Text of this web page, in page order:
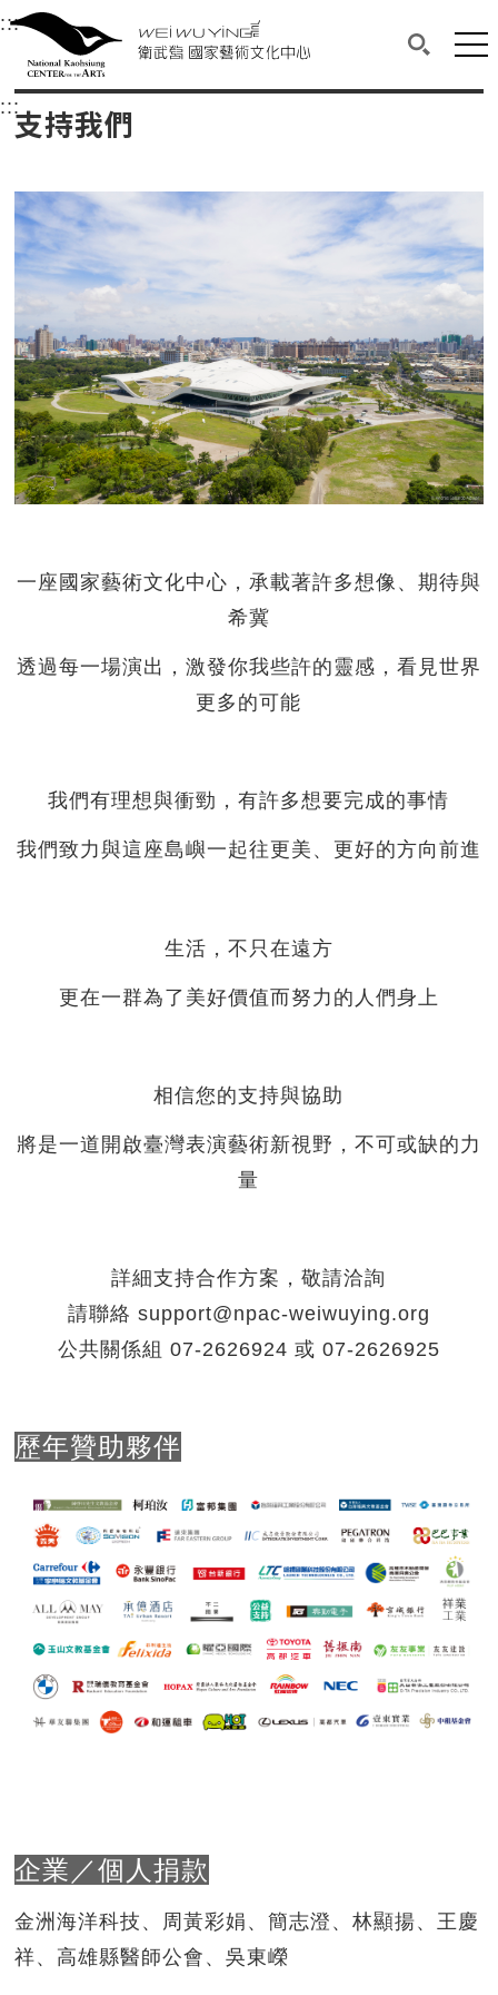
衛武營國家藝術文化中心
中央內容區塊，為本頁主要內容區。
:::選單連結區塊，此區塊列有本網站主要連結。
衛武營國家藝術文化中心
搜尋(開
網
::: 中央內容區塊，為本頁主要內容區。
支持我們
一座國家藝術文化中心，承載著許多想像、期待與
希冀
透過每一場演出，激發你我些許的靈感，看見世界
更多的可能
我們有理想與衝勁，有許多想要完成的事情
我們致力與這座島嶼一起往更美、更好的方向前進
生活，不只在遠方
更在一群為了美好價值而努力的人們身上
相信您的支持與協助
將是一道開啟臺灣表演藝術新視野，不可或缺的力
量
詳細支持合作方案，敬請洽詢
請聯絡 support@npac-weiwuying.org
公共關係組 07-2626924 或 07-2626925
歷年贊助夥伴
企業／個人捐款
金洲海洋科技、周黃彩娟、簡志澄、林顯揚、王慶
祥、高雄縣醫師公會、吳東嶸